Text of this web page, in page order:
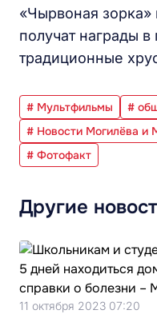
«Чырвоная
получат награды в
традиционные
# Мультфильмы
#
# Новости Могилёва и
# Фотофакт
Другие
11 октября 2023 07:20